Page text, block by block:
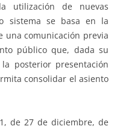
utilización de nuevas
sistema se basa en la
una comunicación previa
público que, dada su
posterior presentación
consolidar el asiento
de 27 de diciembre, de